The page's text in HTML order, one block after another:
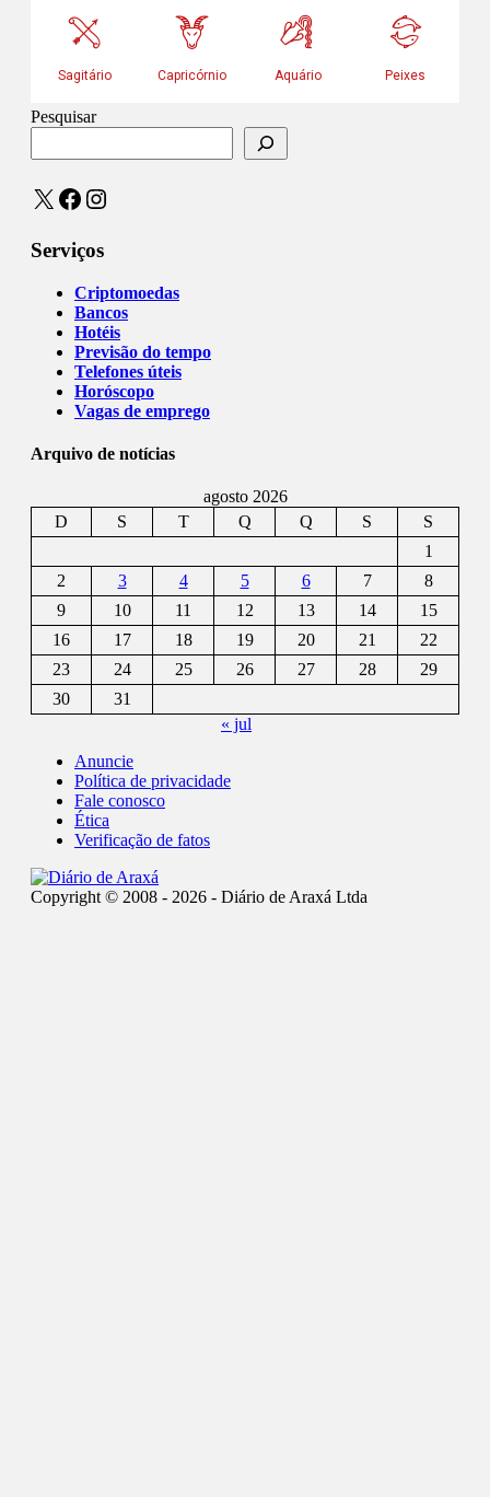
Pesquisar
X Facebook
Instagram
Serviços
Criptomoedas
Bancos
Hotéis
Previsão do tempo
Telefones úteis
Horóscopo
Vagas de emprego
Arquivo de notícias
agosto 2026
D
S T Q Q S
S
1
2
3 4 5 6 7
8
9
10 11 12 13 14
15
16
17 18 19 20 21
22
23
24 25 26 27 28
29
30
31
« jul
Anuncie
Política de privacidade
Fale conosco
Ética
Verificação de fatos
Copyright © 2008 - 2026 - Diário de Araxá Ltda